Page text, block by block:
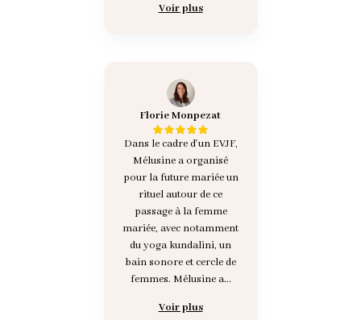
Voir plus
Florie Monpezat
Dans le cadre d'un EVJF,
Mélusine a organisé
pour la future mariée un
rituel autour de ce
passage à la femme
mariée, avec notamment
du yoga kundalini, un
bain sonore et cercle de
femmes. Mélusine a...
Voir plus